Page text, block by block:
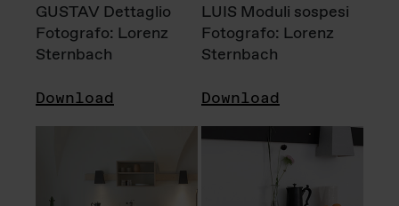
GUSTAV Dettaglio
Fotografo: Lorenz
Sternbach
Download
LUIS Moduli sospesi
Fotografo: Lorenz
Sternbach
Download